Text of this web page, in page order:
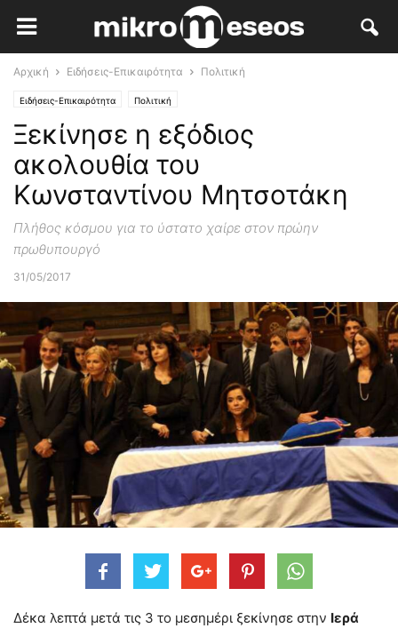
Αρχική Ειδήσεις-Επικαιρότητα Πολιτική
Ειδήσεις-Επικαιρότητα Πολιτική
Ξεκίνησε η εξόδιος
ακολουθία του
Κωνσταντίνου Μητσοτάκη
Πλήθος κόσμου για το ύστατο χαίρε στον πρώην
πρωθυπουργό
31/05/2017
Δέκα λεπτά μετά τις 3 το μεσημέρι ξεκίνησε στην Ιερά